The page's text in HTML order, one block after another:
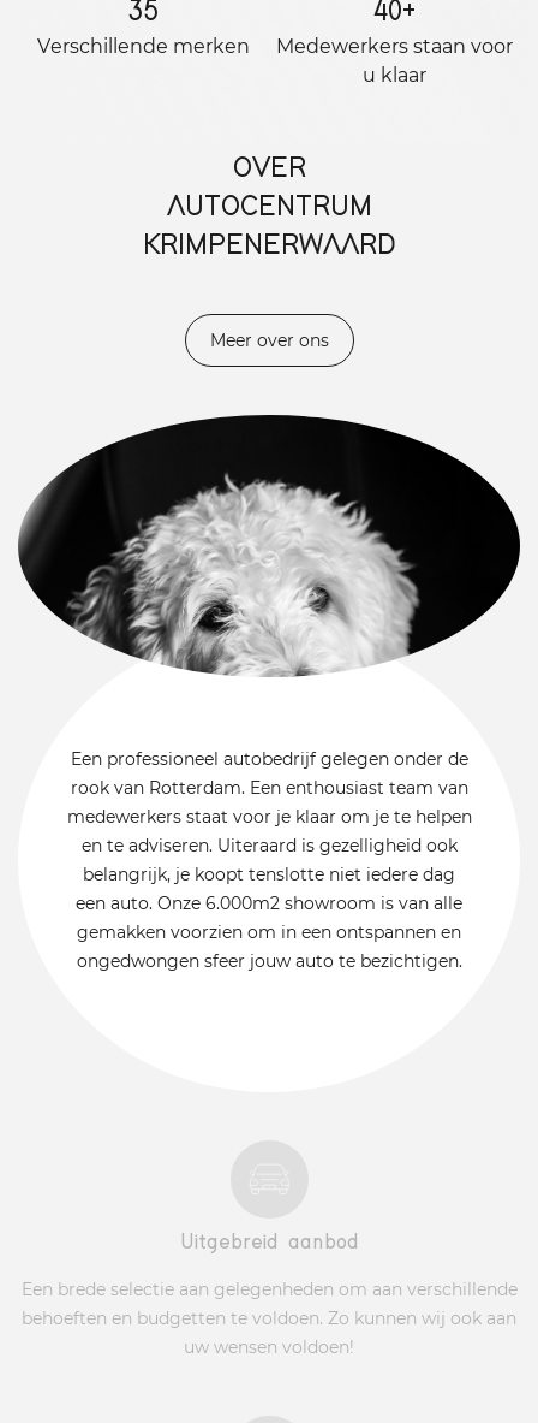
35
Verschillende merken
40+
Medewerkers staan ​​voor
u klaar
OVER
AUTOCENTRUM
KRIMPENERWAARD
Meer over ons
Een professioneel autobedrijf gelegen onder de
rook van Rotterdam. Een enthousiast team van
medewerkers staat voor je klaar om je te helpen
en te adviseren. Uiteraard is gezelligheid ook
belangrijk, je koopt tenslotte niet iedere dag
een auto. Onze 6.000m2 showroom is van alle
gemakken voorzien om in een ontspannen en
ongedwongen sfeer jouw auto te bezichtigen.
Uitgebreid aanbod
Een brede selectie aan gelegenheden om aan verschillende
behoeften en budgetten te voldoen. Zo kunnen wij ook aan
uw wensen voldoen!